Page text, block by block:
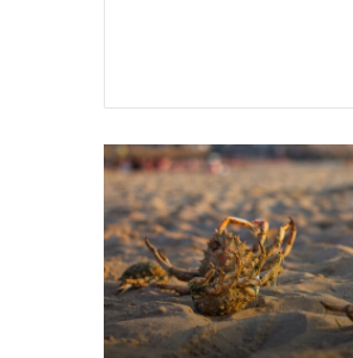
تفسير
اني
حارس
شخصي